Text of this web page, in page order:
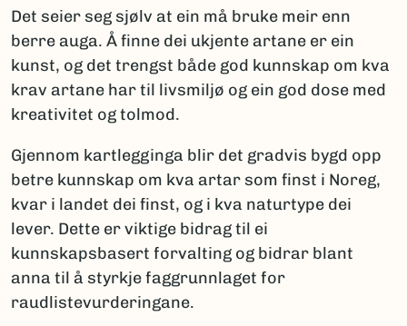
Det seier seg sjølv at ein må bruke meir enn
berre auga. Å finne dei ukjente artane er ein
kunst, og det trengst både god kunnskap om kva
krav artane har til livsmiljø og ein god dose med
kreativitet og tolmod.
Gjennom kartlegginga blir det gradvis bygd opp
betre kunnskap om kva artar som finst i Noreg,
kvar i landet dei finst, og i kva naturtype dei
lever. Dette er viktige bidrag til ei
kunnskapsbasert forvalting og bidrar blant
anna til å styrkje faggrunnlaget for
raudlistevurderingane.